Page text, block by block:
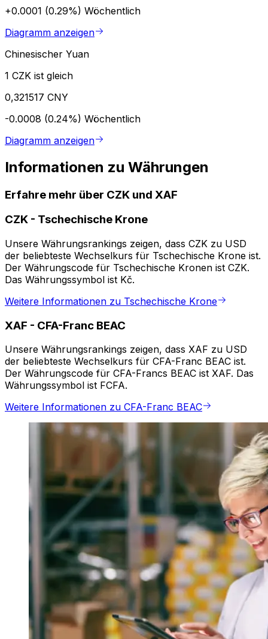
+0.0001 (0.29%) Wöchentlich
Diagramm anzeigen
Chinesischer Yuan
1 CZK ist gleich
0,321517 CNY
-0.0008 (0.24%) Wöchentlich
Diagramm anzeigen
Informationen zu Währungen
Erfahre mehr über CZK und XAF
CZK - Tschechische Krone
Unsere Währungsrankings zeigen, dass CZK zu USD
der beliebteste Wechselkurs für Tschechische Krone ist.
Der Währungscode für Tschechische Kronen ist CZK.
Das Währungssymbol ist Kč.
Weitere Informationen zu Tschechische Krone
XAF - CFA-Franc BEAC
Unsere Währungsrankings zeigen, dass XAF zu USD
der beliebteste Wechselkurs für CFA-Franc BEAC ist.
Der Währungscode für CFA-Francs BEAC ist XAF. Das
Währungssymbol ist FCFA.
Weitere Informationen zu CFA-Franc BEAC